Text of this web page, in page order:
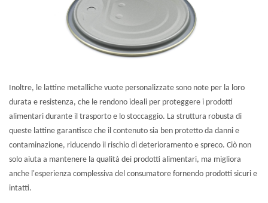
Inoltre, le lattine metalliche vuote personalizzate sono note per la loro
durata e resistenza, che le rendono ideali per proteggere i prodotti
alimentari durante il trasporto e lo stoccaggio. La struttura robusta di
queste lattine garantisce che il contenuto sia ben protetto da danni e
contaminazione, riducendo il rischio di deterioramento e spreco. Ciò non
solo aiuta a mantenere la qualità dei prodotti alimentari, ma migliora
anche l'esperienza complessiva del consumatore fornendo prodotti sicuri e
intatti.